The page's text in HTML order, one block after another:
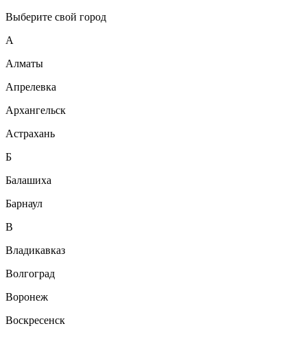
Выберите свой город
А
Алматы
Апрелевка
Архангельск
Астрахань
Б
Балашиха
Барнаул
В
Владикавказ
Волгоград
Воронеж
Воскресенск